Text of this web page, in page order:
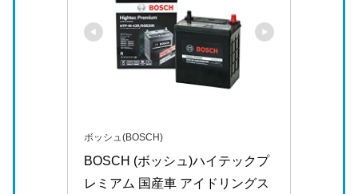
ボッシュ(BOSCH)
BOSCH (ボッシュ)ハイテックプ
レミアム 国産車 アイドリングス